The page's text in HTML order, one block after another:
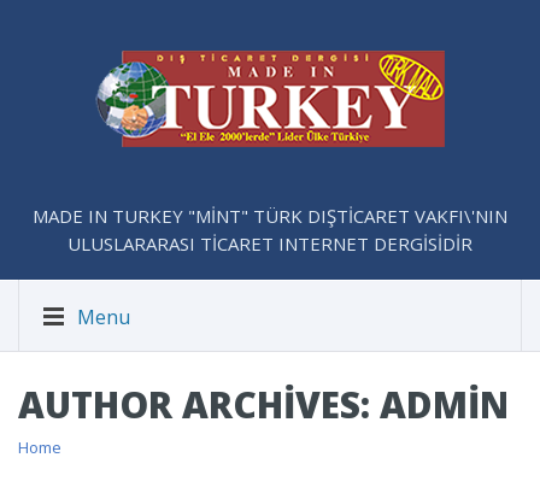
MADE IN TURKEY "MİNT" TÜRK DIŞTİCARET VAKFI\'NIN
ULUSLARARASI TİCARET INTERNET DERGİSİDİR
Menu
AUTHOR ARCHIVES: ADMIN
Home